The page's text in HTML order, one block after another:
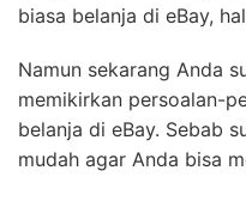
biasa belanja di eBay,
Namun sekarang Anda
memikirkan persoalan-
belanja di eBay. Sebab
mudah agar Anda bisa